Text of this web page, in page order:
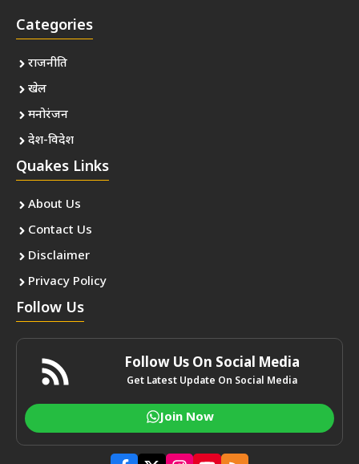
Categories
राजनीति
खेल
मनोरंजन
देश-विदेश
Quakes Links
About Us
Contact Us
Disclaimer
Privacy Policy
Follow Us
Follow Us On Social Media
Get Latest Update On Social Media
Join Now